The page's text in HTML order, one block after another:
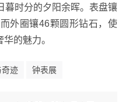
暮时分的夕阳余晖。表盘镶
外圈镶46颗圆形钻石，使
的魅力。
奇迹 钟表展